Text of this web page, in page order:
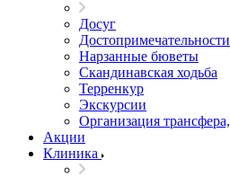
Досуг
Достопримечательности
Нарзанные бюветы
Скандинавская ходьба
Терренкур
Экскурсии
Организация
Акции
Клиника